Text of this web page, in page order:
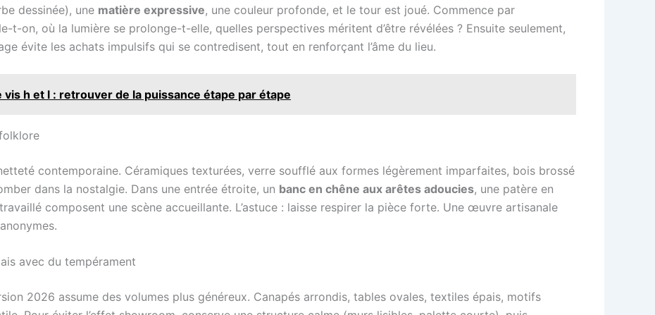
dessinée), une matière expressive, une couleur profonde, et le tour est joué. Commence par
t-on, où la lumière se prolonge-t-elle, quelles perspectives méritent d’être révélées ? Ensuite seulement,
évite les achats impulsifs qui se contredisent, tout en renforçant l’âme du lieu.
h et l : retrouver de la puissance étape par étape
contemporaine. Céramiques texturées, verre soufflé aux formes légèrement imparfaites, bois brossé
dans la nostalgie. Dans une entrée étroite, un banc en chêne aux arêtes adoucies, une patère en
composent une scène accueillante. L’astuce : laisse respirer la pièce forte. Une œuvre artisanale
avec du tempérament
2026 assume des volumes plus généreux. Canapés arrondis, tables ovales, textiles épais, motifs